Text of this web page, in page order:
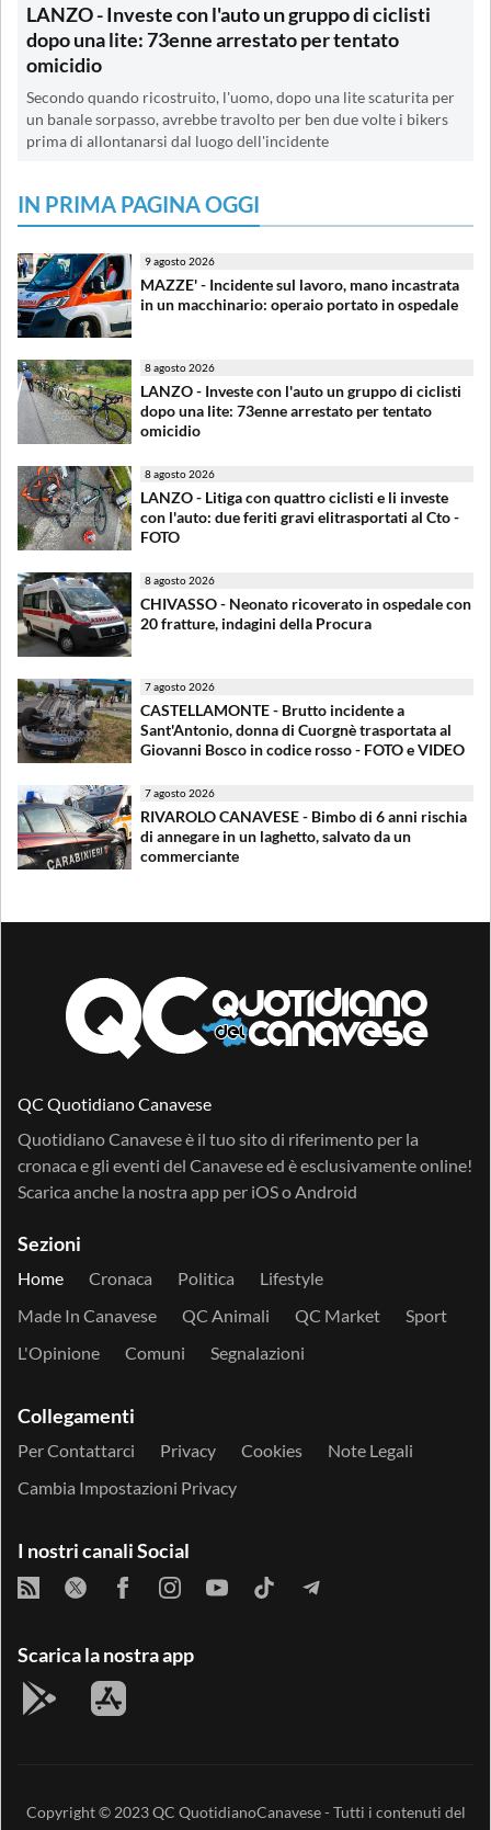
LANZO - Investe con l'auto un gruppo di ciclisti
dopo una lite: 73enne arrestato per tentato
omicidio
Secondo quando ricostruito, l'uomo, dopo una lite scaturita per
un banale sorpasso, avrebbe travolto per ben due volte i bikers
prima di allontanarsi dal luogo dell'incidente
IN PRIMA PAGINA OGGI
9 agosto 2026
MAZZE' - Incidente sul lavoro, mano incastrata
in un macchinario: operaio portato in ospedale
8 agosto 2026
LANZO - Investe con l'auto un gruppo di ciclisti
dopo una lite: 73enne arrestato per tentato
omicidio
8 agosto 2026
LANZO - Litiga con quattro ciclisti e li investe
con l'auto: due feriti gravi elitrasportati al Cto -
FOTO
8 agosto 2026
CHIVASSO - Neonato ricoverato in ospedale con
20 fratture, indagini della Procura
7 agosto 2026
CASTELLAMONTE - Brutto incidente a
Sant'Antonio, donna di Cuorgnè trasportata al
Giovanni Bosco in codice rosso - FOTO e VIDEO
7 agosto 2026
RIVAROLO CANAVESE - Bimbo di 6 anni rischia
di annegare in un laghetto, salvato da un
commerciante
QC Quotidiano Canavese
Quotidiano Canavese è il tuo sito di riferimento per la
cronaca e gli eventi del Canavese ed è esclusivamente online!
Scarica anche la nostra app per iOSo Android
Sezioni
Home Cronaca Politica
Lifestyle
Made In Canavese
QC Animali QC Market
Sport
L'Opinione
Comuni Segnalazioni
Collegamenti
Per Contattarci Privacy Cookies
Note Legali
Cambia Impostazioni Privacy
I nostri canali Social
Scarica la nostra app
Copyright © 2023QC QuotidianoCanavese- Tutti i contenuti del